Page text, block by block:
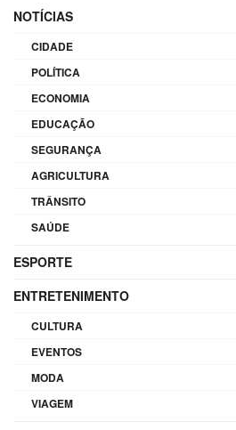
NOTÍCIAS
CIDADE
POLÍTICA
ECONOMIA
EDUCAÇÃO
SEGURANÇA
AGRICULTURA
TRÂNSITO
SAÚDE
ESPORTE
ENTRETENIMENTO
CULTURA
EVENTOS
MODA
VIAGEM